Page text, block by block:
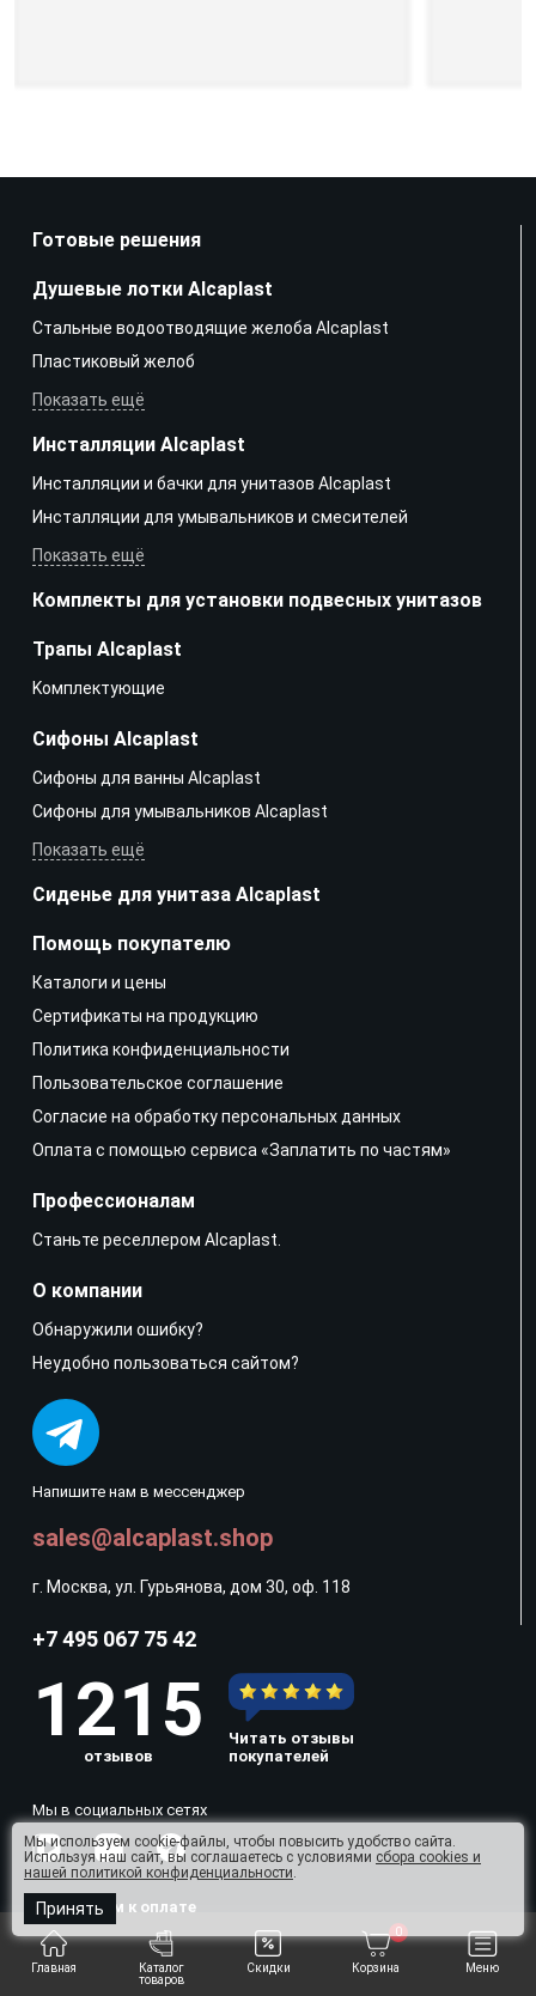
Главная
Каталог
товаров
Скидки Корзина
0
Меню
Готовые решения
Душевые лотки Alcaplast
Стальные водоотводящие желоба Alcaplast
Пластиковый желоб
Показать ещё
Инсталляции Alcaplast
Инсталляции и бачки для унитазов Alcaplast
Инсталляции для умывальников и смесителей
Показать ещё
Комплекты для установки подвесных унитазов
Трапы Alcaplast
Kомплектующие
Сифоны Alcaplast
Сифоны для ванны Alcaplast
Сифоны для умывальников Alcaplast
Показать ещё
Сиденье для унитаза Alcaplast
Напишите нам в мессенджер
sales@alcaplast.shop
г. Москва, ул. Гурьянова, дом 30, оф. 118
Помощь покупателю
Каталоги и цены
Сертификаты на продукцию
Политика конфиденциальности
Пользовательское соглашение
Согласие на обработку персональных данных
Оплата с помощью сервиса «Заплатить по частям»
Профессионалам
Станьте реселлером Alcaplast.
О компании
Обнаружили ошибку?
Неудобно пользоваться сайтом?
+7 495 067 75 42
1215
отзывов
Читать отзывы
покупателей
Мы в социальных сетях
Принимаем к оплате
Мы используем cookie-файлы, чтобы повысить удобство сайта.
Используя наш сайт, вы соглашаетесь с условиями сбора cookies и
нашей политикой конфиденциальности.
Принять